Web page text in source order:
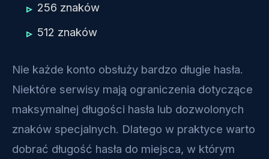
256 znaków
512 znaków
Nie każde konto obsłuży bardzo długie hasła.
Niektóre serwisy mają ograniczenia dotyczące
maksymalnej długości hasła lub dozwolonych
znaków specjalnych. Dlatego w praktyce warto
dobrać długość hasła do miejsca, w którym